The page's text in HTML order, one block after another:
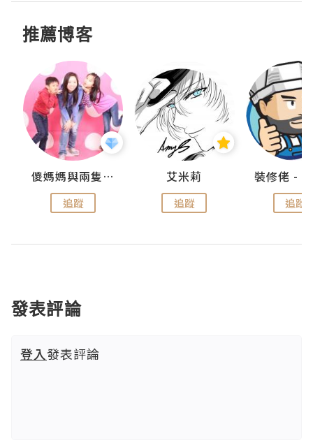
推薦博客
儍媽媽與兩隻小魔怪之家
追蹤
艾米莉
追蹤 追蹤
發表評論
登入發表評論